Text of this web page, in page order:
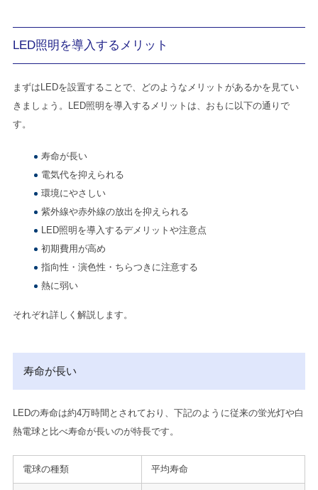
LED照明を導入するメリット
まずはLEDを設置することで、どのようなメリットがあるかを見てい
きましょう。LED照明を導入するメリットは、おもに以下の通りで
す。
寿命が長い
電気代を抑えられる
環境にやさしい
紫外線や赤外線の放出を抑えられる
LED照明を導入するデメリットや注意点
初期費用が高め
指向性・演色性・ちらつきに注意する
熱に弱い
それぞれ詳しく解説します。
寿命が長い
LEDの寿命は約4万時間とされており、下記のように従来の蛍光灯や白
熱電球と比べ寿命が長いのが特長です。
電球の種類 平均寿命